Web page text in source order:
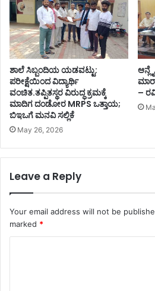
ಶಾಲೆ ಸಿಬ್ಬಂದಿಯ ಯಡವಟ್ಟು:
ಪರೀಕ್ಷೆಯಿಂದ ವಿದ್ಯಾರ್ಥಿ
ವಂಚಿತ.ತಪ್ಪಿತಸ್ಥರ ವಿರುದ್ಧ ಕ್ರಮಕ್ಕೆ
ಮಾದಿಗ ದಂಡೋರ MRPS ಒತ್ತಾಯ;
ಬಿಇಒಗೆ ಮನವಿ ಸಲ್ಲಿಕೆ
May 26, 2026
–
Leave a Reply
Your email address will not be
marked *